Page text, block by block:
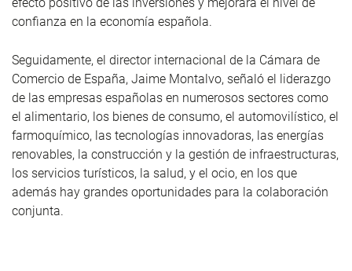
confianza en la economía española.
Seguidamente, el director internacional de la Cámara de
Comercio de España, Jaime Montalvo, señaló el liderazgo
de las empresas españolas en numerosos sectores como
el alimentario, los bienes de consumo, el automovilístico, el
farmoquímico, las tecnologías innovadoras, las energías
renovables, la construcción y la gestión de infraestructuras,
los servicios turísticos, la salud, y el ocio, en los que
además hay grandes oportunidades para la colaboración
conjunta.